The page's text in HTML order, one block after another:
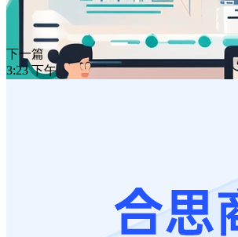
下一篇
3:23 下午